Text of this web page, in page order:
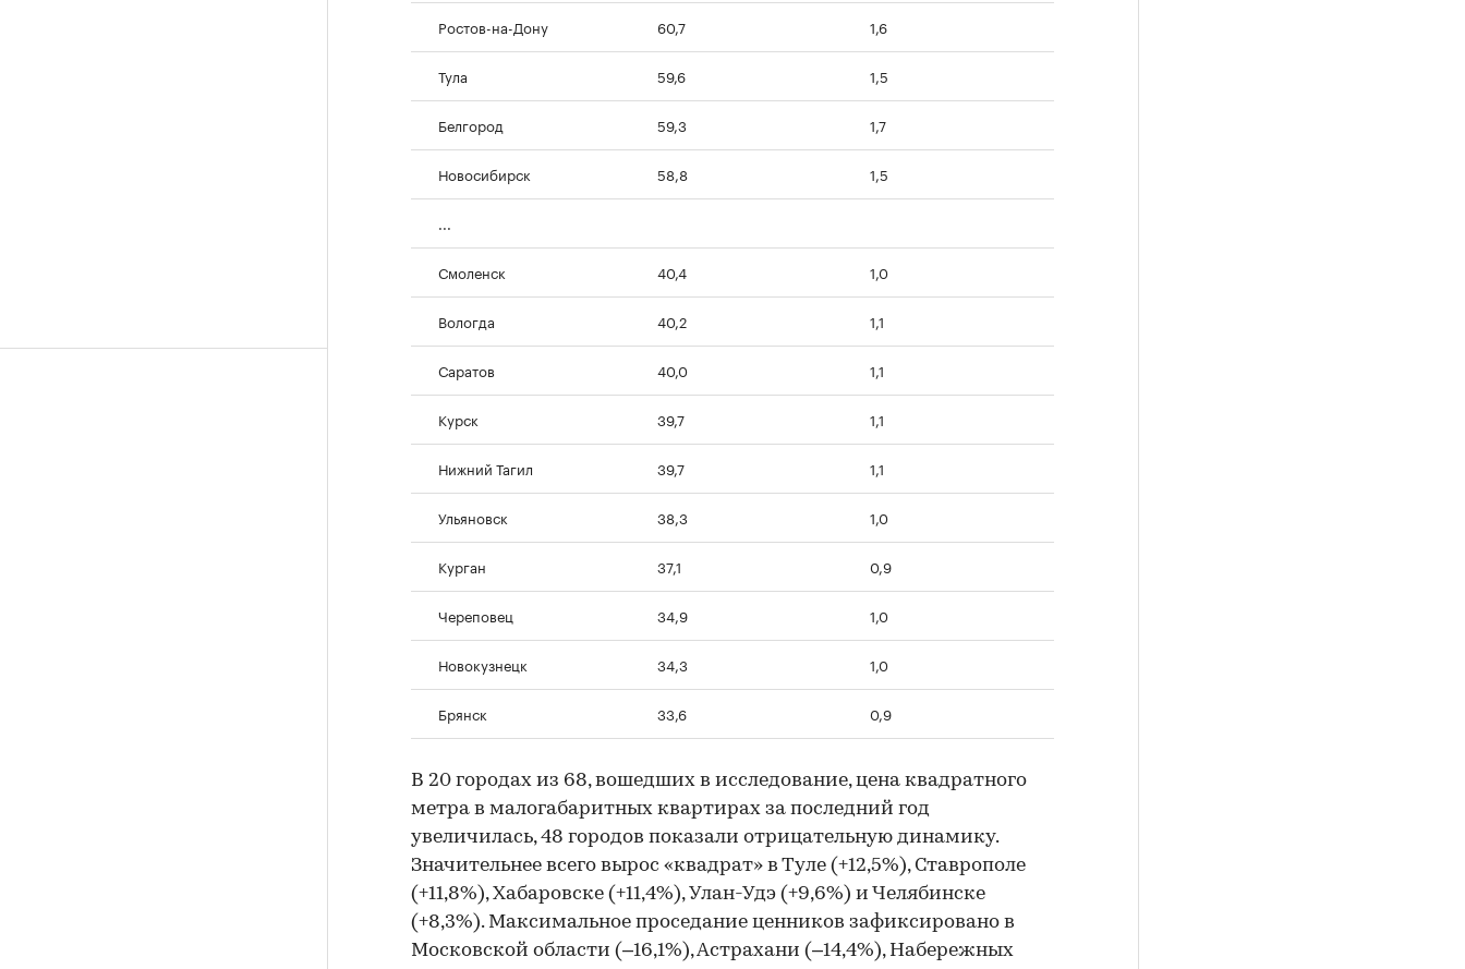
Ростов-на-Дону 60,7 1,6
Тула 59,6 1,5
Белгород 59,3 1,7
Новосибирск 58,8 1,5
Смоленск 40,4 1,0
Вологда 40,2 1,1
Саратов 40,0 1,1
Курск 39,7 1,1
Нижний Тагил 39,7 1,1
Ульяновск 38,3 1,0
Курган 37,1 0,9
Череповец 34,9 1,0
Новокузнецк 34,3 1,0
Брянск 33,6 0,9
В 20 городах из 68, вошедших в исследование, цена квадратного
метра в малогабаритных квартирах за последний год
увеличилась, 48 городов показали отрицательную динамику.
Значительнее всего вырос «квадрат» в Туле (+12,5%), Ставрополе
(+11,8%), Хабаровске (+11,4%), Улан-Удэ (+9,6%) и Челябинске
(+8,3%). Максимальное проседание ценников зафиксировано в
Московской области (–16,1%), Астрахани (–14,4%), Набережных